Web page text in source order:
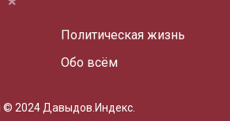
Политическая жизнь
Обо всём
2024 Давыдов.Индекс.